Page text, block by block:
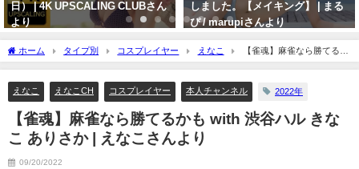
しました。【メイキング】 | まる
ぴ / marupiさんより
日） | 4K UPSCALING CLUBさん
より
ホーム タイプ別 コスプレイヤー えなこ
【雀魂】麻雀なら勝てるか
も with 渋谷ハル きなこ ありさか | えなこさんより
えなこ えなこCH コスプレイヤー 本人チャンネル 2022年
【雀魂】麻雀なら勝てるかも with 渋谷ハル きな
こ ありさか | えなこさんより
09/20/2022